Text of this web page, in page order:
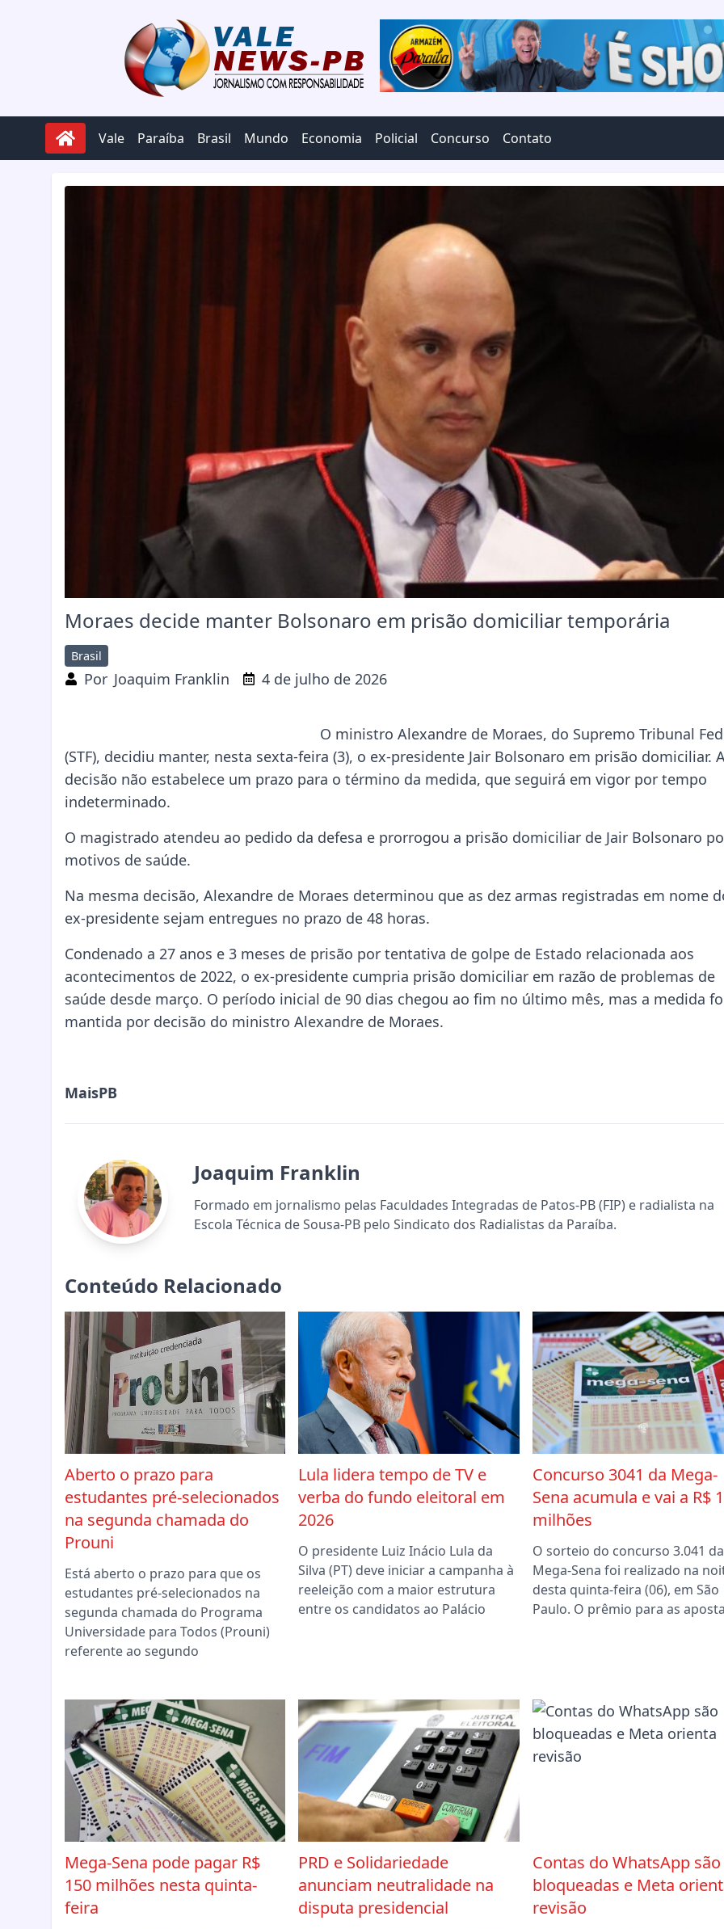
Vale Paraíba Brasil Mundo Economia Policial Concurso Contato
Moraes decide manter Bolsonaro em prisão domiciliar temporária
Brasil
Por Joaquim Franklin 4 de julho de 2026
O ministro Alexandre de Moraes, do Supremo Tribunal
(STF), decidiu manter, nesta sexta-feira (3), o ex-presidente Jair Bolsonaro em prisão domiciliar.
decisão não estabelece um prazo para o término da medida, que seguirá em vigor por tempo
indeterminado.
O magistrado atendeu ao pedido da defesa e prorrogou a prisão domiciliar de Jair Bolsonaro
motivos de saúde.
Na mesma decisão, Alexandre de Moraes determinou que as dez armas registradas em nome
ex-presidente sejam entregues no prazo de 48 horas.
Condenado a 27 anos e 3 meses de prisão por tentativa de golpe de Estado relacionada aos
acontecimentos de 2022, o ex-presidente cumpria prisão domiciliar em razão de problemas de
saúde desde março. O período inicial de 90 dias chegou ao fim no último mês, mas a medida
mantida por decisão do ministro Alexandre de Moraes.
MaisPB
Joaquim Franklin
Formado em jornalismo pelas Faculdades Integradas de Patos-PB (FIP) e radialista na
Escola Técnica de Sousa-PB pelo Sindicato dos Radialistas da Paraíba.
Conteúdo Relacionado
Aberto o prazo para
estudantes pré-selecionados
na segunda chamada do
Prouni
Está aberto o prazo para que os
estudantes pré-selecionados na
segunda chamada do Programa
Universidade para Todos (Prouni)
referente ao segundo
Lula lidera tempo de TV e
verba do fundo eleitoral em
2026
O presidente Luiz Inácio Lula da
Silva (PT) deve iniciar a campanha à
reeleição com a maior estrutura
entre os candidatos ao Palácio
Concurso 3041 da Mega-
Sena acumula e vai a R$
milhões
O sorteio do concurso 3.041 da
Mega-Sena foi realizado na
desta quinta-feira (06), em São
Paulo. O prêmio para as
Mega-Sena pode pagar R$
150 milhões nesta quinta-
feira
PRD e Solidariedade
anunciam neutralidade na
disputa presidencial
Contas do WhatsApp são
bloqueadas e Meta
revisão